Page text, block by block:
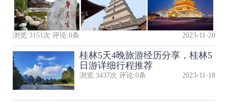
浏览:3151次 评论:0条 2023-11-20
桂林5天4晚旅游经历分享，桂林5
日游详细行程推荐
浏览:3437次 评论:0条 2023-11-18